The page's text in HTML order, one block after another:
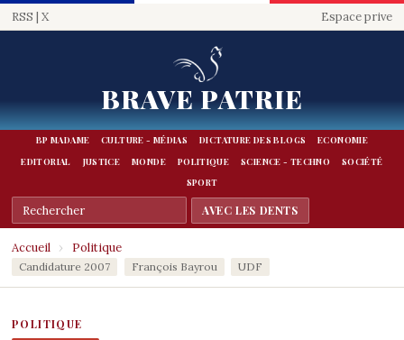
RSS | X Espace prive
BRAVE PATRIE
BP MADAME CULTURE - MÉDIAS DICTATURE DES BLOGS
ECONOMIE
EDITORIAL
JUSTICE MONDE POLITIQUE SCIENCE - TECHNO
SOCIÉTÉ
SPORT
Accueil › Politique
Candidature 2007 François Bayrou UDF
POLITIQUE